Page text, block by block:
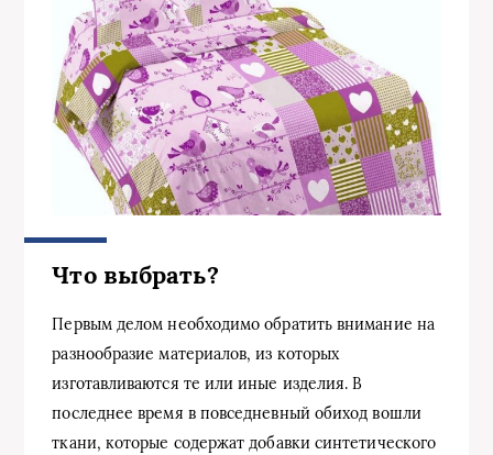
Что выбрать?
Первым делом необходимо обратить внимание на
разнообразие материалов, из которых
изготавливаются те или иные изделия. В
последнее время в повседневный обиход вошли
ткани, которые содержат добавки синтетического